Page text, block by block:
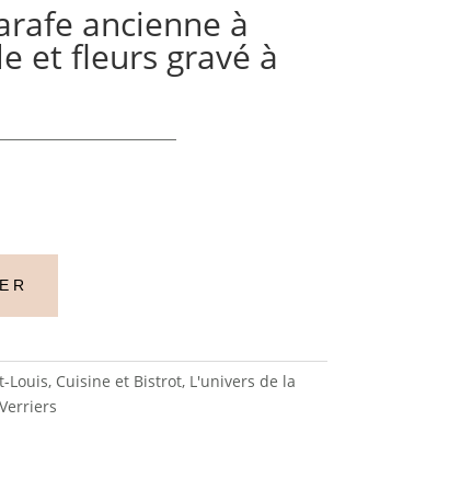
ancienne à
et fleurs gravé à
Louis, Cuisine et Bistrot, L'univers de la